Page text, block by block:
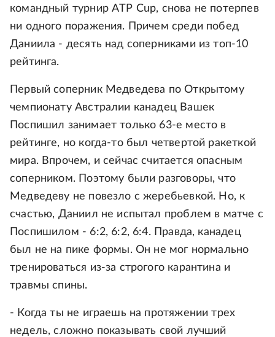
командный турнир ATP Cup, снова не потерпев
ни одного поражения. Причем среди побед
Даниила - десять над соперниками из топ-10
рейтинга.
Первый соперник Медведева по Открытому
чемпионату Австралии канадец Вашек
Поспишил занимает только 63-е место в
рейтинге, но когда-то был четвертой ракеткой
мира. Впрочем, и сейчас считается опасным
соперником. Поэтому были разговоры, что
Медведеву не повезло с жеребьевкой. Но, к
счастью, Даниил не испытал проблем в матче с
Поспишилом - 6:2, 6:2, 6:4. Правда, канадец
был не на пике формы. Он не мог нормально
тренироваться из-за строгого карантина и
травмы спины.
- Когда ты не играешь на протяжении трех
недель, сложно показывать свой лучший